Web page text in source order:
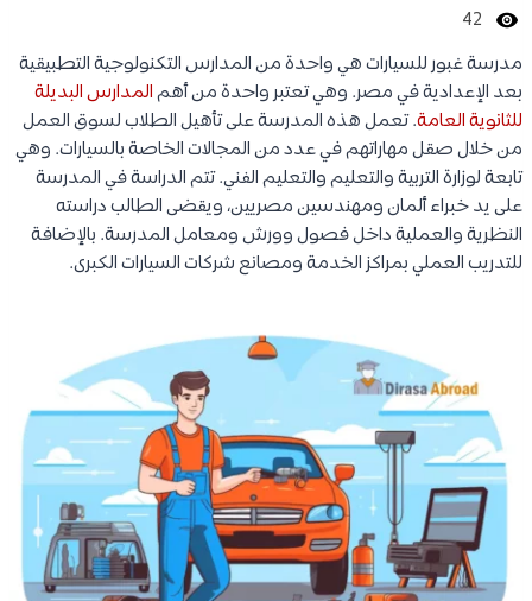
42
مدرسة غبور للسيارات هي واحدة من المدارس التكنولوجية التطبيقية
بعد الإعدادية في مصر. وهي تعتبر واحدة من أهمالمدارس البديلة
للثانوية العامة. تعمل هذه المدرسة على تأهيل الطلاب لسوق العمل
من خلال صقل مهاراتهم في عدد من المجالات الخاصة بالسيارات. وهي
تابعة لوزارة التربية والتعليم والتعليم الفني. تتم الدراسة في المدرسة
على يد خبراء ألمان ومهندسين مصريين، ويقضى الطالب دراسته
النظرية والعملية داخل فصول وورش ومعامل المدرسة. بالإضافة
للتدريب العملي بمراكز الخدمة ومصانع شركات السيارات الكبرى.